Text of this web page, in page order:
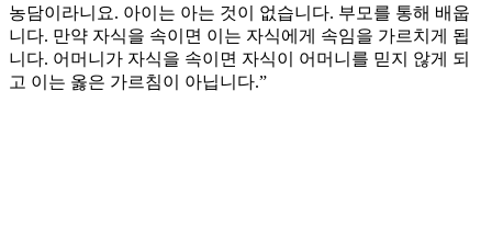
농담이라니요. 아이는 아는 것이 없습니다. 부모를 통해 배웁
니다. 만약 자식을 속이면 이는 자식에게 속임을 가르치게 됩
니다. 어머니가 자식을 속이면 자식이 어머니를 믿지 않게 되
고 이는 옳은 가르침이 아닙니다.”